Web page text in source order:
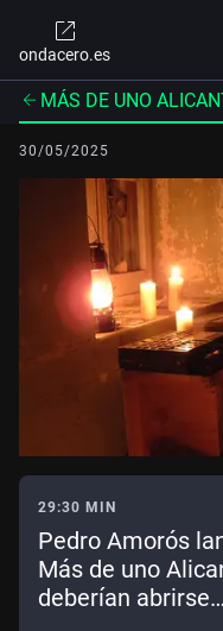
ondacero.es
MÁS DE UNO
30/05/2025
29:30 MIN
Pedro Amorós
Más de uno
deberían